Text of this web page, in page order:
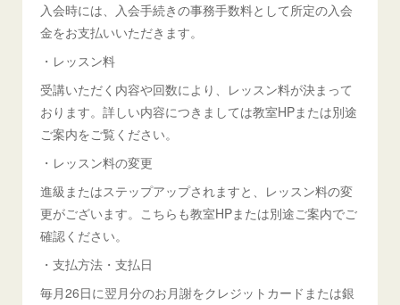
入会時には、入会手続きの事務手数料として所定の入会
金をお支払いいただきます。
・レッスン料
受講いただく内容や回数により、レッスン料が決まって
おります。詳しい内容につきましては教室HPまたは別途
ご案内をご覧ください。
・レッスン料の変更
進級またはステップアップされますと、レッスン料の変
更がございます。こちらも教室HPまたは別途ご案内でご
確認ください。
・支払方法・支払日
毎月26日に翌月分のお月謝をクレジットカードまたは銀